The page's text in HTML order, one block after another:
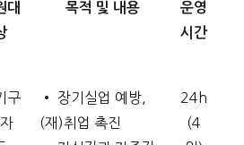
대
목적 및 내용
운영
시간
구
• 장기실업 예방,
(재)취업 촉진
24h
(4